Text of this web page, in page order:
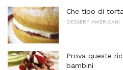
Che tipo di
DESSERT AMERICANI
Prova queste
bambini